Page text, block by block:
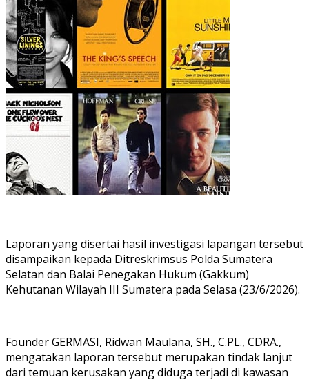
Laporan yang disertai hasil investigasi lapangan tersebut
disampaikan kepada Ditreskrimsus Polda Sumatera
Selatan dan Balai Penegakan Hukum (Gakkum)
Kehutanan Wilayah III Sumatera pada Selasa (23/6/2026).
Founder GERMASI, Ridwan Maulana, SH., C.PL., CDRA.,
mengatakan laporan tersebut merupakan tindak lanjut
dari temuan kerusakan yang diduga terjadi di kawasan